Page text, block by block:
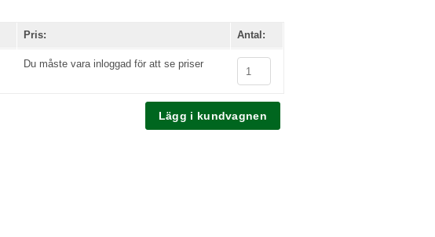
Pris: Antal:
Du måste vara inloggad för att se priser